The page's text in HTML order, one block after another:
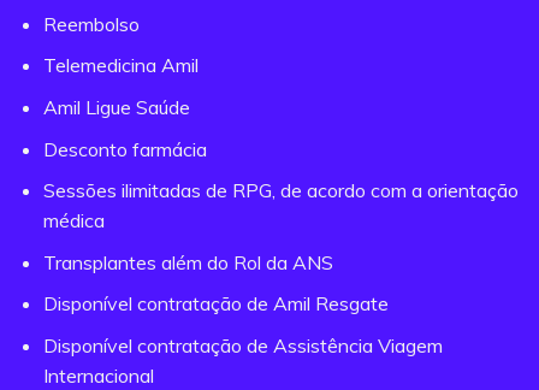
Reembolso
Telemedicina Amil
Amil Ligue Saúde
Desconto farmácia
Sessões ilimitadas de RPG, de acordo com a orientação
médica
Transplantes além do Rol da ANS
Disponível contratação de Amil Resgate
Disponível contratação de Assistência Viagem
Internacional